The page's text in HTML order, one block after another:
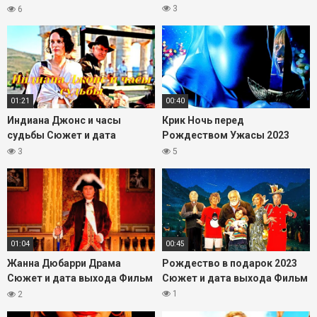
2023
6 3
01:21
Индиана Джонс и часы
судьбы Сюжет и дата
выхода Фильм 2023
3
00:40
Крик Ночь перед
Рождеством Ужасы 2023
Сюжет и дата выхода Фильм
5
01:04
Жанна Дюбарри Драма
Сюжет и дата выхода Фильм
2023
2
00:45
Рождество в подарок 2023
Сюжет и дата выхода Фильм
1